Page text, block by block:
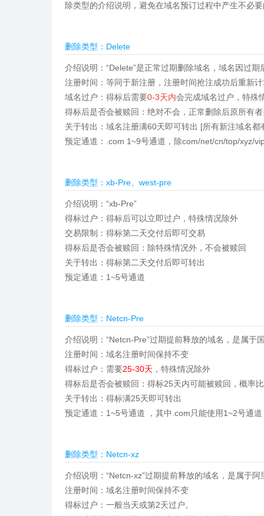
除类型的介绍说明，避免在域名预订过程中产生不必
删除类型：Delete
介绍说明：“Delete”是正常过期删除域名，域名因过
注册时间：等同于新注册，注册时间抢注成功后重新
域名过户：得标后需要0-3天内会完成域名过户，特殊
得标后是否会被赎回：绝对不会，正常删除后原所有
关于转出：域名注册满60天即可转出 [所有新注域名
预定通道：.com 1~9号通道，除com/net/cn/top/xyz/
删除类型：xb-Pre、west-pre
介绍说明：“xb-Pre”
得标过户：得标后可以立即过户，特殊情况除外
交易限制：得标第二天交付后即可交易
得标后是否会被赎回：除特殊情况外，不会被赎回
关于转出： 得标第二天交付后即可转出
预定通道： 1~5号通道
删除类型：Netcn-Pre
介绍说明：“Netcn-Pre”过期提前释放的域名，是属
注册时间：域名注册时间保持不变
得标过户：需要25-30天 ，特殊情况除外
得标后是否会被赎回：得标25天内可能被赎回，概率
关于转出：得标满25天即可转出
预定通道：1~5号通道 ，其中.com只能使用1~2号通道
删除类型：Netcn-xz
介绍说明：“Netcn-xz”过期提前释放的域名，是属于
注册时间：域名注册时间保持不变
得标过户：一般当天或第2天过户。